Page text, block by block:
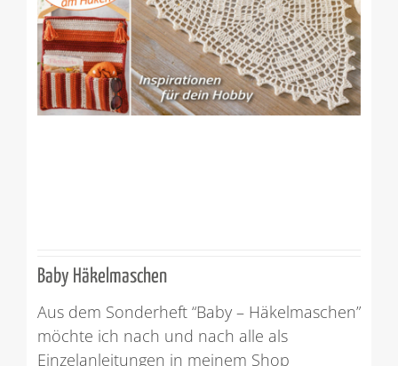
Baby Häkelmaschen
Aus dem Sonderheft “Baby – Häkelmaschen”
möchte ich nach und nach alle als
Einzelanleitungen in meinem Shop